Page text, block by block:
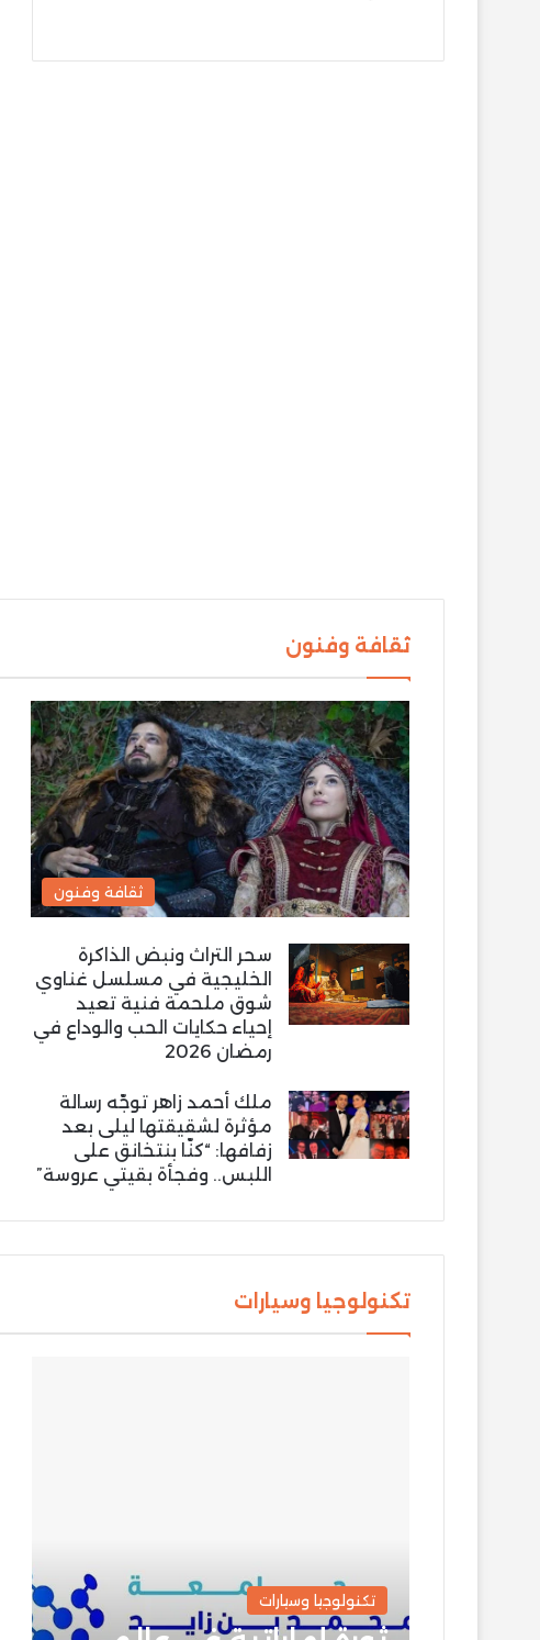
ثقافة وفنون
ثقافة وفنون
سحر التراث ونبض الذاكرة
الخليجية في مسلسل غناوي
شوق ملحمة فنية تعيد
إحياء حكايات الحب والوداع في
رمضان 2026
ملك أحمد زاهر توجّه رسالة
مؤثرة لشقيقتها ليلى بعد
زفافها: “كنّا بنتخانق على
اللبس.. وفجأة بقيتي عروسة”
تكنولوجيا وسيارات
تكنولوجيا وسيارات